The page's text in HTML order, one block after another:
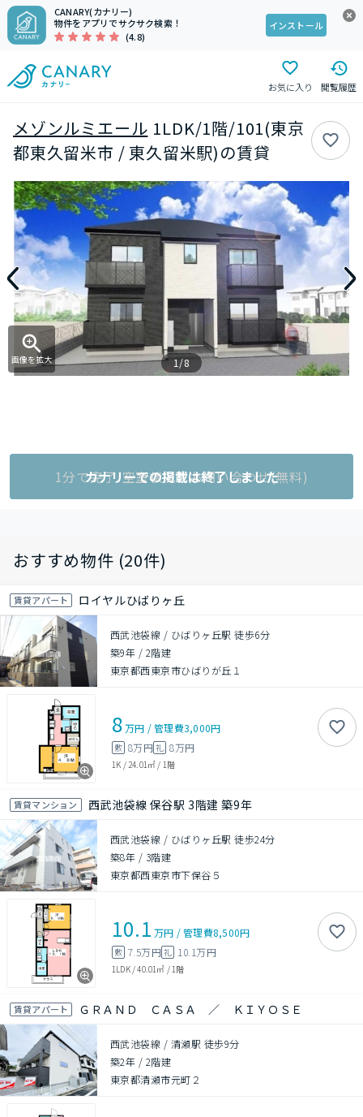
CANARY(カナリー)
物件をアプリでサクサク検索！
(4.8)
インストール
お気に入り 閲覧履歴
メゾンルミエール 1LDK/1階/101(東京
都東久留米市 / 東久留米駅)の賃貸
画像を拡大 1/8
1分で完了!空室状況をお問い合わせ(無料)
カナリーでの掲載は終了しました
おすすめ物件 (20件)
賃貸アパート ロイヤルひばりヶ丘
西武池袋線 / ひばりヶ丘駅 徒歩6分
築9年 / 2階建
東京都西東京市ひばりが丘１
8万円 /管理費3,000円
敷 8万円礼 8万円
1K / 24.01㎡ / 1階
賃貸マンション 西武池袋線 保谷駅 3階建 築9年
西武池袋線 / ひばりヶ丘駅 徒歩24分
築8年 / 3階建
東京都西東京市下保谷５
10.1 万円 /管理費8,500円
敷 7.5万円礼 10.1万円
1LDK/40.01㎡ / 1階
賃貸アパート ＧＲＡＮＤ ＣＡＳＡ ／ ＫＩＹＯＳＥ
西武池袋線 / 清瀬駅 徒歩9分
築2年 / 2階建
東京都清瀬市元町２